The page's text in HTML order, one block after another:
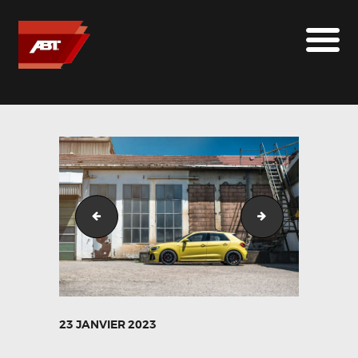
ABT SPORTSLINE FRANCE
MARQUES
LE SUR-MESURE
ABT
CONTACT
Audi_a1_GR18-4 Audi_a1_GR18-6
23 JANVIER 2023